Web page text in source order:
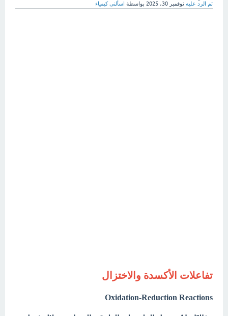
تم الرد عليه نوفمبر 30، 2025 بواسطة اسألنى كيمياء
تفاعلات الأكسدة والاختزال
Oxidation-Reduction Reactions